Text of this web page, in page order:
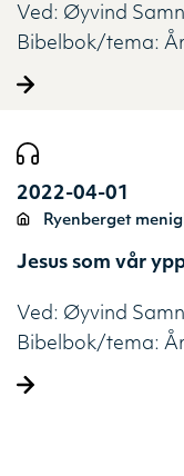
Ved: Øyvind
Bibelbok/tema:
2022-04-01
Ryenberget
Jesus som vår
Ved: Øyvind
Bibelbok/tema: